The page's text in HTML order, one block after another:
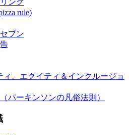
rule)
ブン
、エクイティ＆インクルージョ
パーキンソンの凡俗法則）